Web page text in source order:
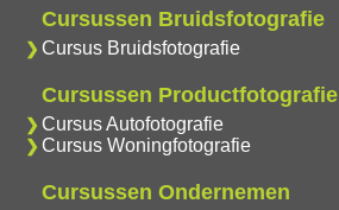
Cursussen Bruidsfotografie
Cursus Bruidsfotografie
Cursussen Productfotografie
Cursus Autofotografie
Cursus Woningfotografie
Cursussen Ondernemen